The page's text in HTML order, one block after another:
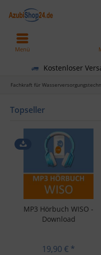
Kostenloser
Menü
Fachkraft für
Topseller
MP3 Hörbuch WISO -
Download
19,90 € *